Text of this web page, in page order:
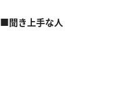
■聞き上手な人